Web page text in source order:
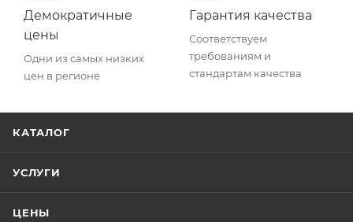
Демократичные
цены
Одни из самых низких
цен в регионе
Гарантия качества
Соответствуем
требованиям и
стандартам качества
КАТАЛОГ
УСЛУГИ
ЦЕНЫ